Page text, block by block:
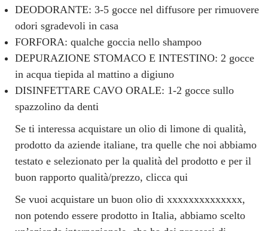
DEODORANTE: 3-5 gocce nel diffusore per rimuovere
odori sgradevoli in casa
FORFORA: qualche goccia nello shampoo
DEPURAZIONE STOMACO E INTESTINO: 2 gocce
in acqua tiepida al mattino a digiuno
DISINFETTARE CAVO ORALE: 1-2 gocce sullo
spazzolino da denti
Se ti interessa acquistare un olio di limone di qualità,
prodotto da aziende italiane, tra quelle che noi abbiamo
testato e selezionato per la qualità del prodotto e per il
buon rapporto qualità/prezzo, clicca qui
Se vuoi acquistare un buon olio di xxxxxxxxxxxxxx,
non potendo essere prodotto in Italia, abbiamo scelto